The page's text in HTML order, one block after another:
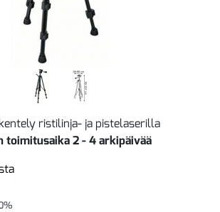
ristilinja- ja pistelaserilla
toimitusaika 2 - 4 arkipäivää